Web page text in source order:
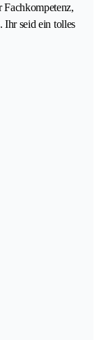
Fachkompetenz,
Ihr seid ein tolles